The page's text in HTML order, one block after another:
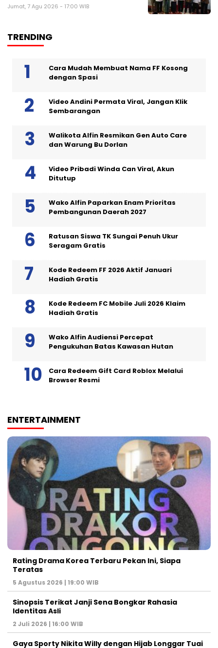
Jumat, 7 Agu 2026 - 17:00 WIB
TRENDING
Cara Mudah Membuat Nama FF Kosong
dengan Spasi
Video Andini Permata Viral, Jangan Klik
Sembarangan
Walikota Alfin Resmikan Gen Auto Care
dan Warung Bu Dorlan
Video Pribadi Winda Can Viral, Akun
Ditutup
Wako Alfin Paparkan Enam Prioritas
Pembangunan Daerah 2027
Ratusan Siswa TK Sungai Penuh Ukur
Seragam Gratis
Kode Redeem FF 2026 Aktif Januari
Hadiah Gratis
Kode Redeem FC Mobile Juli 2026 Klaim
Hadiah Gratis
Wako Alfin Audiensi Percepat
Pengukuhan Batas Kawasan Hutan
Cara Redeem Gift Card Roblox Melalui
Browser Resmi
ENTERTAINMENT
Rating Drama Korea Terbaru Pekan Ini, Siapa
Teratas
5 Agustus 2026 | 19:00 WIB
Sinopsis Terikat Janji Sena Bongkar Rahasia
Identitas Asli
2 Juli 2026 | 16:00 WIB
Gaya Sporty Nikita Willy dengan Hijab Longgar Tuai